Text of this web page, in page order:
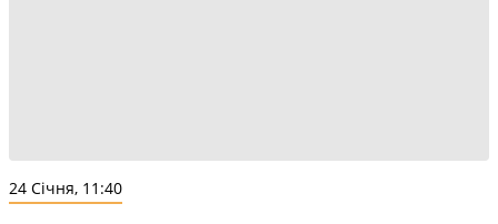
24 Січня, 11:40